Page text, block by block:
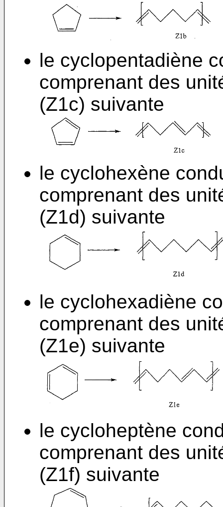
le cyclopentadiène
comprenant des
(Z1c) suivante
le cyclohexène
comprenant des
(Z1d) suivante
le cyclohexadiène
comprenant des
(Z1e) suivante
le cycloheptène
comprenant des
(Z1f) suivante